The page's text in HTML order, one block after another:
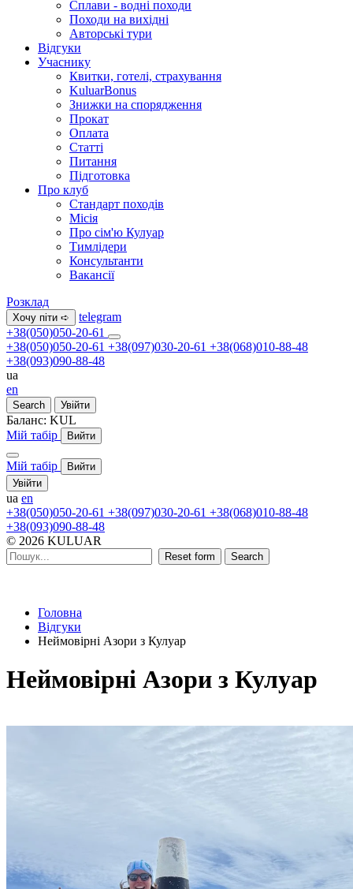
Сплави - водні походи
Походи на вихідні
Авторські тури
Відгуки
Учаснику
Квитки, готелі, страхування
KuluarBonus
Знижки на спорядження
Прокат
Оплата
Статті
Питання
Підготовка
Про клуб
Стандарт походів
Місія
Про сім'ю Кулуар
Тимлідери
Консультанти
Вакансії
Розклад
Хочу піти ➪
telegram
+38(050)050-20-61
+38(050)050-20-61 +38(097)030-20-61 +38(068)010-88-48
+38(093)090-88-48
ua
en
Search Увійти
Баланс: KUL
Мій табір
Вийти
Мій табір
Вийти
Увійти
ua en
+38(050)050-20-61 +38(097)030-20-61 +38(068)010-88-48
+38(093)090-88-48
© 2026 KULUAR
Reset form Search
Головна
Відгуки
Неймовірні Азори з Кулуар
Неймовірні Азори з Кулуар